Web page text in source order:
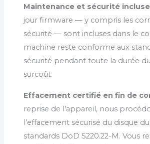
Maintenance et sécurité
jour firmware — y compris les
sécurité — sont incluses dans le
machine reste conforme aux
sécurité pendant toute la durée
surcoût.
Effacement certifié en fin de
reprise de l’appareil, nous
l’effacement sécurisé du disque
standards DoD 5220.22-M. Vous